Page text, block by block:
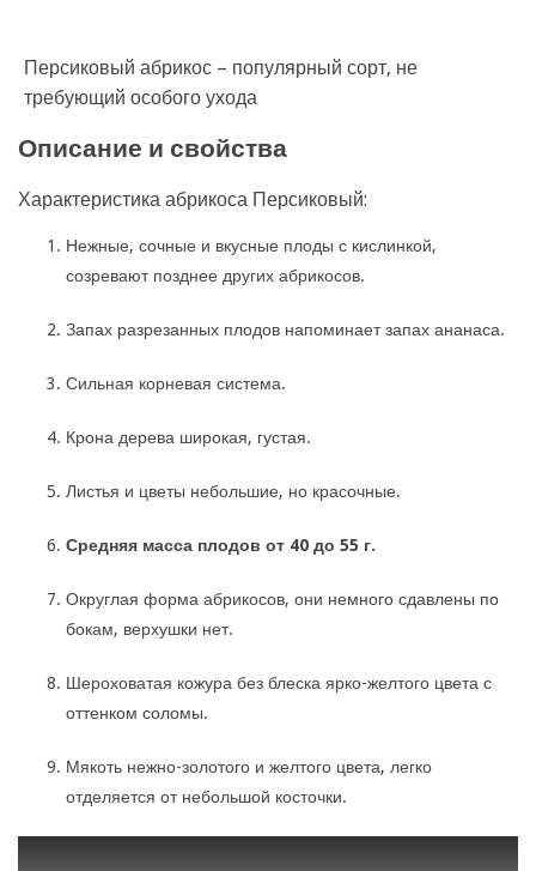
Персиковый абрикос – популярный сорт, не
требующий особого ухода
Описание и свойства
Характеристика абрикоса Персиковый:
Нежные, сочные и вкусные плоды с кислинкой,
созревают позднее других абрикосов.
Запах разрезанных плодов напоминает запах ананаса.
Сильная корневая система.
Крона дерева широкая, густая.
Листья и цветы небольшие, но красочные.
Средняя масса плодов от 40 до 55 г.
Округлая форма абрикосов, они немного сдавлены по
бокам, верхушки нет.
Шероховатая кожура без блеска ярко-желтого цвета с
оттенком соломы.
Мякоть нежно-золотого и желтого цвета, легко
отделяется от небольшой косточки.